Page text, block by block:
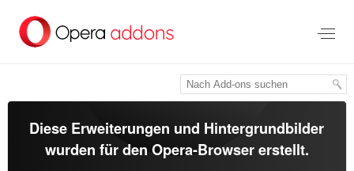
Hauptinhalt
springen
Diese Erweiterungen und Hintergrundbilder
wurden für den Opera-Browsererstellt.